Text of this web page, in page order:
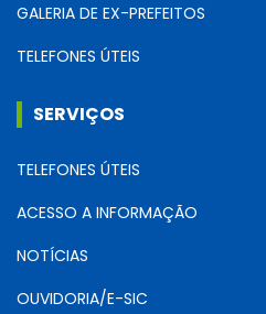
GALERIA DE EX-PREFEITOS
TELEFONES ÚTEIS
SERVIÇOS
TELEFONES ÚTEIS
ACESSO A INFORMAÇÃO
NOTÍCIAS
OUVIDORIA/E-SIC